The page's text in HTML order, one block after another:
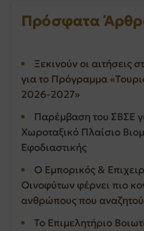
Πρόσφατα
Ξεκινούν οι αιτήσεις
για το Πρόγραμμα
2026-2027»
Παρέμβαση του ΣΒΣΕ
Χωροταξικό Πλαίσιο
Εφοδιαστικής
Ο Εμπορικός &
Οινοφύτων φέρνει πιο
ανθρώπους που
Το Επιμελητήριο